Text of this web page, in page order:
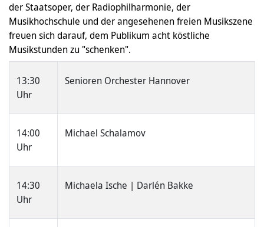
der Staatsoper, der Radiophilharmonie, der
Musikhochschule und der angesehenen freien Musikszene
freuen sich darauf, dem Publikum acht köstliche
Musikstunden zu "schenken".
13:30
Uhr
Senioren Orchester Hannover
14:00
Uhr
Michael Schalamov
14:30
Uhr
Michaela Ische | Darlén Bakke